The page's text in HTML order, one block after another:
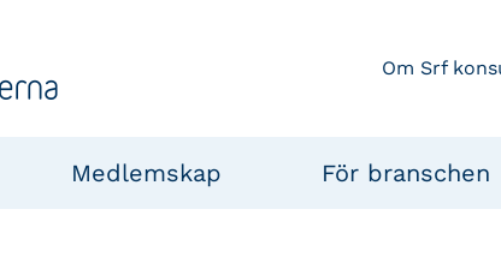
Om Srf
Medlemskap För branschen